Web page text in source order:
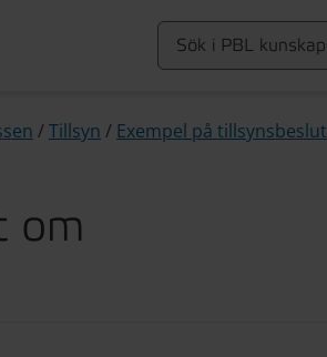
/Tillsyn / Exempel på tillsynsbeslut
om